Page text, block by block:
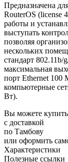
Предназначена
RouterOS (license
работы и
выступать
позволяя
нескольких
стандарт
максимальная
порт Ethernet 100
компьютерные
Вт).
Вы можете
с доставкой
по Тамбову
или оформить
Характеристики
Полезные ссылки